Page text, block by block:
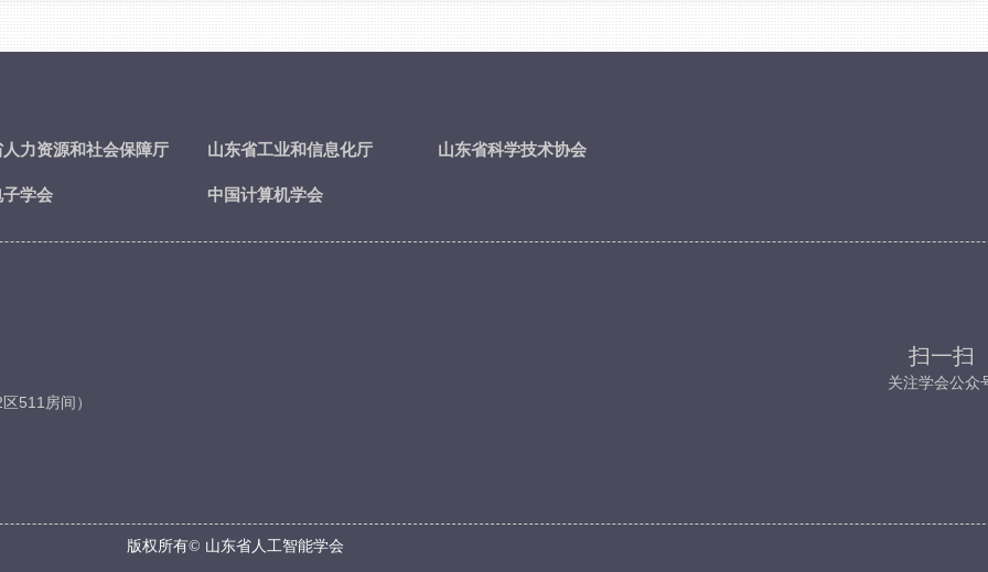
511房间）
山东省科学技术协会
人力资源和社会保障厅 山东省工业和信息化厅
子学会 中国计算机学会
扫一扫
关注学会公众
版权所有© 山东省人工智能学会